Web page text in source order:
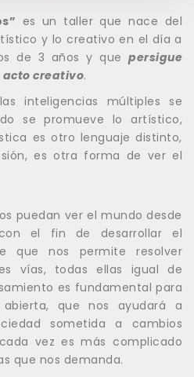
” es un taller que nace del
y lo creativo en el día a
de 3 años y que persigue
acto creativo.
inteligencias múltiples se
se promueve lo artístico,
es otro lenguaje distinto,
es otra forma de ver el
puedan ver el mundo desde
con el fin de desarrollar el
que nos permite resolver
vías, todas ellas igual de
es fundamental para
que nos ayudará a
sometida a cambios
vez es más complicado
que nos demanda.